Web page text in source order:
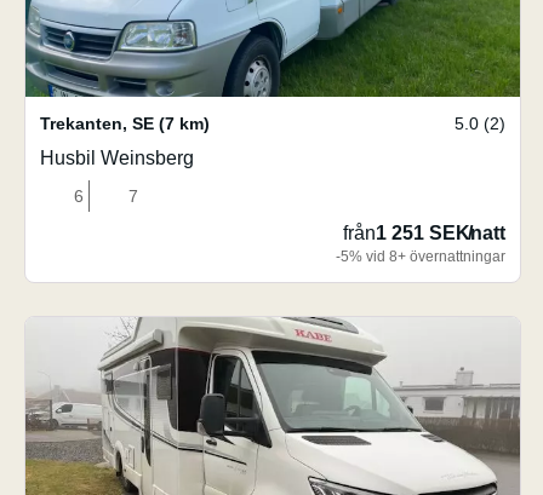
Trekanten, SE (7 km) 5.0 (2)
Husbil Weinsberg
6 7
från1 251 SEK/natt
-5% vid 8+ övernattningar